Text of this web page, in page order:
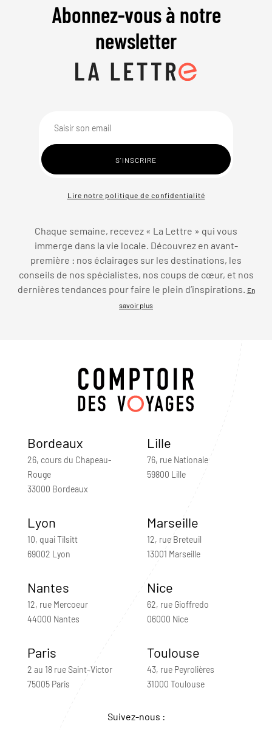
Abonnez-vous à notre
newsletter
Lire notre politique de confidentialité
Chaque semaine, recevez « La Lettre » qui vous
immerge dans la vie locale. Découvrez en avant-
première : nos éclairages sur les destinations, les
conseils de nos spécialistes, nos coups de cœur, et nos
dernières tendances pour faire le plein d’inspirations.
En
savoir plus
Bordeaux
26, cours du Chapeau-
Rouge
33000 Bordeaux
Lille
76, rue Nationale
59800 Lille
Lyon
10, quai Tilsitt
69002 Lyon
Marseille
12, rue Breteuil
13001 Marseille
Nantes
12, rue Mercoeur
44000 Nantes
Nice
62, rue Gioffredo
06000 Nice
Paris
2 au 18 rue Saint-Victor
75005 Paris
Toulouse
43, rue Peyrolières
31000 Toulouse
Suivez-nous :